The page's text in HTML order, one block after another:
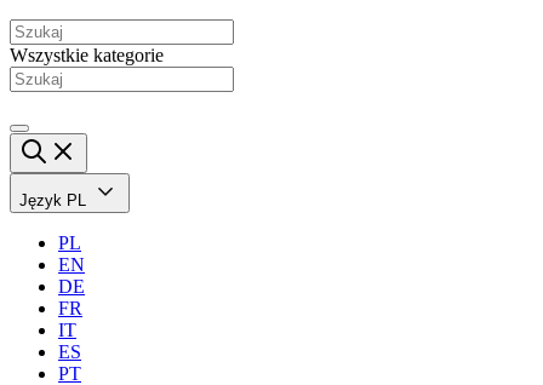
Wszystkie kategorie
Język PL
PL
EN
DE
FR
IT
ES
PT